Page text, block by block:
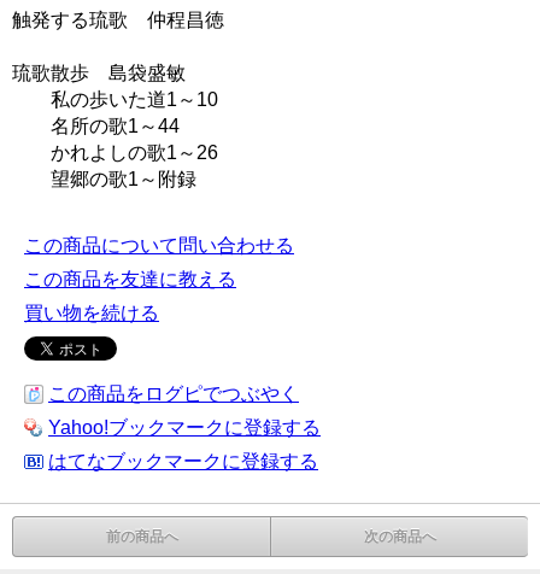
触発する琉歌 仲程昌徳
琉歌散歩 島袋盛敏
私の歩いた道1～10
名所の歌1～44
かれよしの歌1～26
望郷の歌1～附録
この商品について問い合わせる
この商品を友達に教える
買い物を続ける
この商品をログピでつぶやく
Yahoo!ブックマークに登録する
はてなブックマークに登録する
前の商品へ 次の商品へ